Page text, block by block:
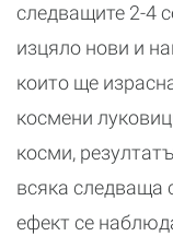
следващите 2-4
изцяло нови и
които ще
космени
косми,
всяка следваща
ефект се